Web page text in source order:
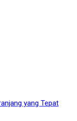
yang Tepat